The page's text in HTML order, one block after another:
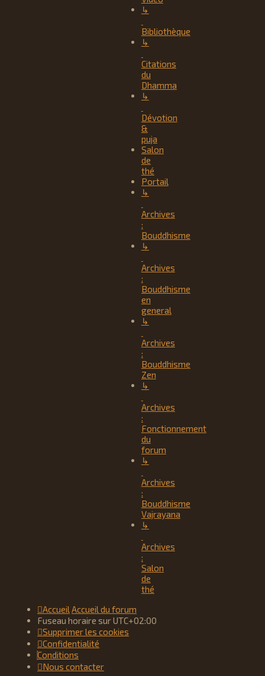
↳
Bibliothèque
↳
Citations
du
Dhamma
↳
Dévotion
&
puja
Salon
de
thé
Portail
↳
Archives
:
Bouddhisme
↳
Archives
:
Bouddhisme
en
general
↳
Archives
:
Bouddhisme
Zen
↳
Archives
:
Fonctionnement
du
forum
↳
Archives
:
Bouddhisme
Vajrayana
↳
Archives
:
Salon
de
thé
AccueilAccueil du forum
Fuseau horaire surUTC+02:00
Supprimer les cookies
Confidentialité
Conditions
Nous contacter